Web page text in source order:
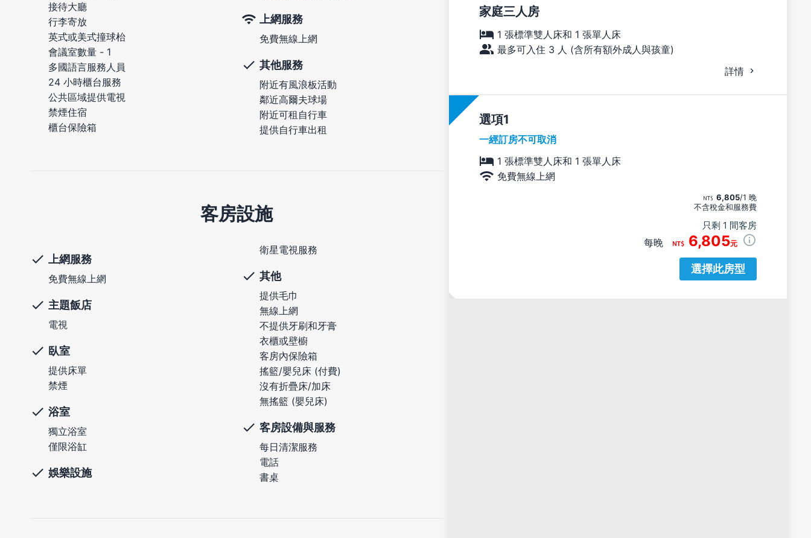
家庭三人房
1 張標準雙人床和 1 張單人床
最多可入住 3 人 (含所有額外成人與孩童)
詳情
選項
一經訂房不可取消
1 張標準雙人床和 1 張單人床
免費無線上網
6,805/1 晚
不含稅金和服務費
只剩 1 間客房
每晚 6,805元
選擇此房型
接待大廳
行李寄放
英式或美式撞球枱
會議室數量 - 1
多國語言服務人員
24 小時櫃台服務
公共區域提供電視
禁煙住宿
櫃台保險箱
上網服務
免費無線上網
其他服務
附近有風浪板活動
鄰近高爾夫球場
附近可租自行車
提供自行車出租
客房設施
上網服務
免費無線上網
主題飯店
電視
臥室
提供床單
禁煙
浴室
獨立浴室
僅限浴缸
娛樂設施
衛星電視服務
其他
提供毛巾
無線上網
不提供牙刷和牙膏
衣櫃或壁櫥
客房內保險箱
搖籃/嬰兒床 (付費)
沒有折疊床/加床
無搖籃 (嬰兒床)
客房設備與服務
每日清潔服務
電話
書桌